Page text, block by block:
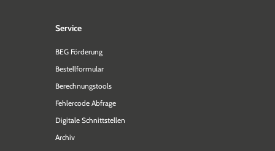
Service
BEG Förderung
Bestellformular
Berechnungstools
Fehlercode Abfrage
Digitale Schnittstellen
Archiv